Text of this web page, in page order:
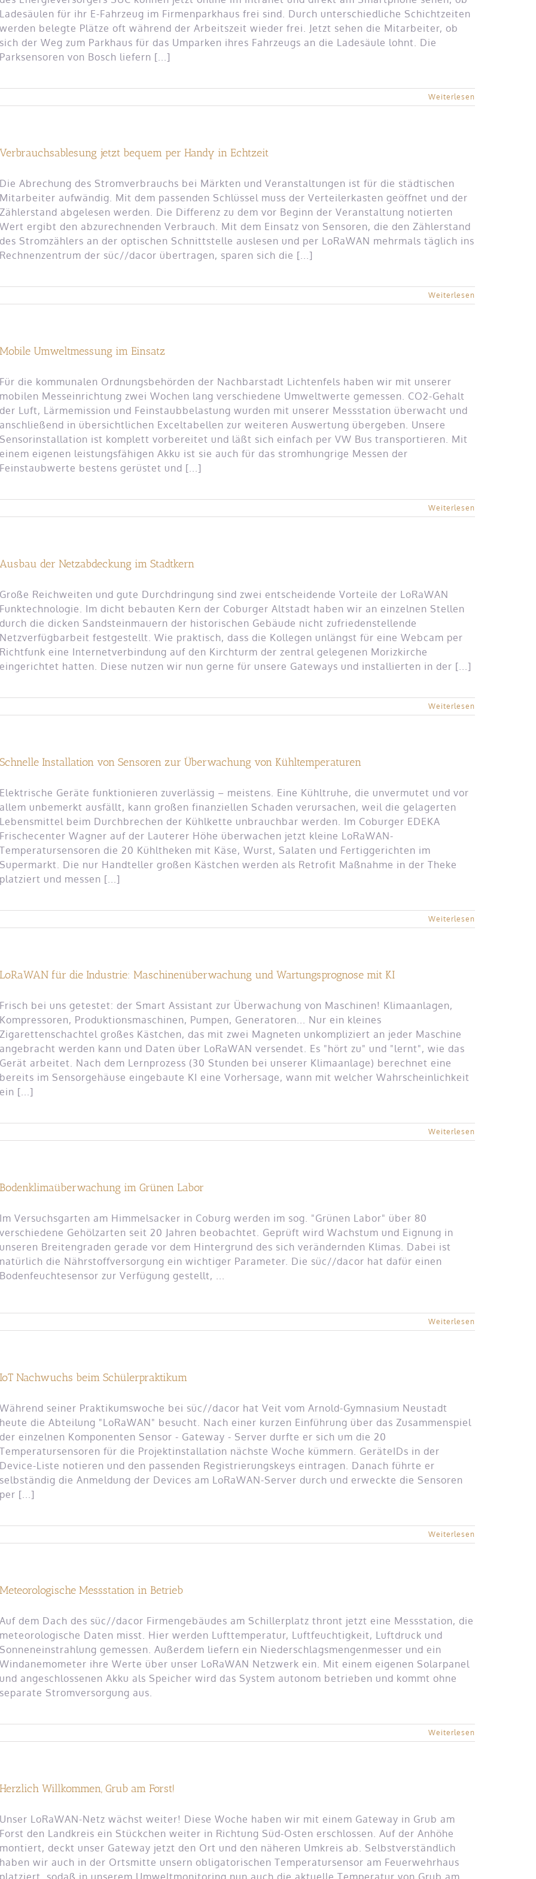
Ladesäulen für ihr E-Fahrzeug im Firmenparkhaus frei sind. Durch unterschiedliche Schichtzeiten
werden belegte Plätze oft während der Arbeitszeit wieder frei. Jetzt sehen die Mitarbeiter, ob
sich der Weg zum Parkhaus für das Umparken ihres Fahrzeugs an die Ladesäule lohnt. Die
Parksensoren von Bosch liefern [...]
Weiterlesen
Verbrauchsablesung jetzt bequem per Handy in Echtzeit
Die Abrechung des Stromverbrauchs bei Märkten und Veranstaltungen ist für die städtischen
Mitarbeiter aufwändig. Mit dem passenden Schlüssel muss der Verteilerkasten geöffnet und der
Zählerstand abgelesen werden. Die Differenz zu dem vor Beginn der Veranstaltung notierten
Wert ergibt den abzurechnenden Verbrauch. Mit dem Einsatz von Sensoren, die den Zählerstand
des Stromzählers an der optischen Schnittstelle auslesen und per LoRaWAN mehrmals täglich ins
Rechnenzentrum der süc//dacor übertragen, sparen sich die [...]
Weiterlesen
Mobile Umweltmessung im Einsatz
Für die kommunalen Ordnungsbehörden der Nachbarstadt Lichtenfels haben wir mit unserer
mobilen Messeinrichtung zwei Wochen lang verschiedene Umweltwerte gemessen. CO2-Gehalt
der Luft, Lärmemission und Feinstaubbelastung wurden mit unserer Messstation überwacht und
anschließend in übersichtlichen Exceltabellen zur weiteren Auswertung übergeben. Unsere
Sensorinstallation ist komplett vorbereitet und läßt sich einfach per VW Bus transportieren. Mit
einem eigenen leistungsfähigen Akku ist sie auch für das stromhungrige Messen der
Feinstaubwerte bestens gerüstet und [...]
Weiterlesen
Ausbau der Netzabdeckung im Stadtkern
Große Reichweiten und gute Durchdringung sind zwei entscheidende Vorteile der LoRaWAN
Funktechnologie. Im dicht bebauten Kern der Coburger Altstadt haben wir an einzelnen Stellen
durch die dicken Sandsteinmauern der historischen Gebäude nicht zufriedenstellende
Netzverfügbarbeit festgestellt. Wie praktisch, dass die Kollegen unlängst für eine Webcam per
Richtfunk eine Internetverbindung auf den Kirchturm der zentral gelegenen Morizkirche
eingerichtet hatten. Diese nutzen wir nun gerne für unsere Gateways und installierten in der [...]
Weiterlesen
Schnelle Installation von Sensoren zur Überwachung von Kühltemperaturen
Elektrische Geräte funktionieren zuverlässig – meistens. Eine Kühltruhe, die unvermutet und vor
allem unbemerkt ausfällt, kann großen finanziellen Schaden verursachen, weil die gelagerten
Lebensmittel beim Durchbrechen der Kühlkette unbrauchbar werden. Im Coburger EDEKA
Frischecenter Wagner auf der Lauterer Höhe überwachen jetzt kleine LoRaWAN-
Temperatursensoren die 20 Kühltheken mit Käse, Wurst, Salaten und Fertiggerichten im
Supermarkt. Die nur Handteller großen Kästchen werden als Retrofit Maßnahme in der Theke
platziert und messen [...]
Weiterlesen
LoRaWAN für die Industrie: Maschinenüberwachung und Wartungsprognose mit KI
Frisch bei uns getestet: der Smart Assistant zur Überwachung von Maschinen! Klimaanlagen,
Kompressoren, Produktionsmaschinen, Pumpen, Generatoren... Nur ein kleines
Zigarettenschachtel großes Kästchen, das mit zwei Magneten unkompliziert an jeder Maschine
angebracht werden kann und Daten über LoRaWAN versendet. Es "hört zu" und "lernt", wie das
Gerät arbeitet. Nach dem Lernprozess (30 Stunden bei unserer Klimaanlage) berechnet eine
bereits im Sensorgehäuse eingebaute KI eine Vorhersage, wann mit welcher Wahrscheinlichkeit
ein [...]
Weiterlesen
Bodenklimaüberwachung im Grünen Labor
Im Versuchsgarten am Himmelsacker in Coburg werden im sog. "Grünen Labor" über 80
verschiedene Gehölzarten seit 20 Jahren beobachtet. Geprüft wird Wachstum und Eignung in
unseren Breitengraden gerade vor dem Hintergrund des sich verändernden Klimas. Dabei ist
natürlich die Nährstoffversorgung ein wichtiger Parameter. Die süc//dacor hat dafür einen
Bodenfeuchtesensor zur Verfügung gestellt, ...
Weiterlesen
IoT Nachwuchs beim Schülerpraktikum
Während seiner Praktikumswoche bei süc//dacor hat Veit vom Arnold-Gymnasium Neustadt
heute die Abteilung "LoRaWAN" besucht. Nach einer kurzen Einführung über das Zusammenspiel
der einzelnen Komponenten Sensor - Gateway - Server durfte er sich um die 20
Temperatursensoren für die Projektinstallation nächste Woche kümmern. GeräteIDs in der
Device-Liste notieren und den passenden Registrierungskeys eintragen. Danach führte er
selbständig die Anmeldung der Devices am LoRaWAN-Server durch und erweckte die Sensoren
per [...]
Weiterlesen
Meteorologische Messstation in Betrieb
Auf dem Dach des süc//dacor Firmengebäudes am Schillerplatz thront jetzt eine Messstation, die
meteorologische Daten misst. Hier werden Lufttemperatur, Luftfeuchtigkeit, Luftdruck und
Sonneneinstrahlung gemessen. Außerdem liefern ein Niederschlagsmengenmesser und ein
Windanemometer ihre Werte über unser LoRaWAN Netzwerk ein. Mit einem eigenen Solarpanel
und angeschlossenen Akku als Speicher wird das System autonom betrieben und kommt ohne
separate Stromversorgung aus.
Weiterlesen
Herzlich Willkommen, Grub am Forst!
Unser LoRaWAN-Netz wächst weiter! Diese Woche haben wir mit einem Gateway in Grub am
Forst den Landkreis ein Stückchen weiter in Richtung Süd-Osten erschlossen. Auf der Anhöhe
montiert, deckt unser Gateway jetzt den Ort und den näheren Umkreis ab. Selbstverständlich
haben wir auch in der Ortsmitte unsern obligatorischen Temperatursensor am Feuerwehrhaus
platziert, sodaß in unserem Umweltmonitoring nun auch die aktuelle Temperatur von Grub am